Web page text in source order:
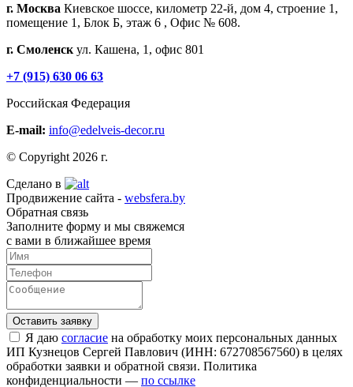
г. Москва Киевское шоссе, километр 22-й, дом 4, строение 1,
помещение 1, Блок Б, этаж 6 , Офис № 608.
г. Смоленскул. Кашена, 1, офис 801
+7 (915) 630 06 63
Российская Федерация
E-mail: info@edelveis-decor.ru
© Copyright 2026 г.
Сделано в
Продвижение сайта - websfera.by
Обратная связь
Заполните форму и мы свяжемся
с вами в ближайшее время
Я даю согласие на обработку моих персональных данных
ИП Кузнецов Сергей Павлович (ИНН: 672708567560) в целях
обработки заявки и обратной связи. Политика
конфиденциальности — по ссылке